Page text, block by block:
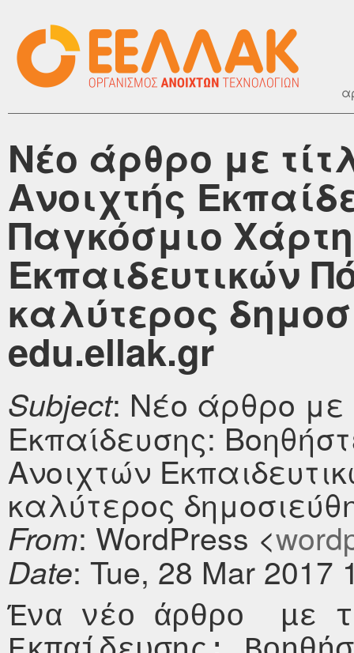
Νέο άρθρο με
Ανοιχτής
Παγκόσμιο
Εκπαιδευτικών
καλύτερος
edu.ellak.gr
Subject: Νέο άρθρο με
Εκπαίδευσης:
Ανοιχτών
καλύτερος
From: WordPress <
Date: Tue, 28 Mar 2017
Ένα νέο άρθρο  με